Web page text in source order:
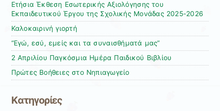
Ετήσια Έκθεση Εσωτερικής Αξιολόγησης του
Εκπαιδευτικού Έργου της Σχολικής Μονάδας 2025-2026
Καλοκαιρινή γιορτή
“Εγώ, εσύ, εμείς και τα συναισθήματά μας”
2 Απριλίου Παγκόσμια Ημέρα Παιδικού Βιβλίου
Πρώτες Βοήθειες στο Νηπιαγωγείο
Kατηγορίες